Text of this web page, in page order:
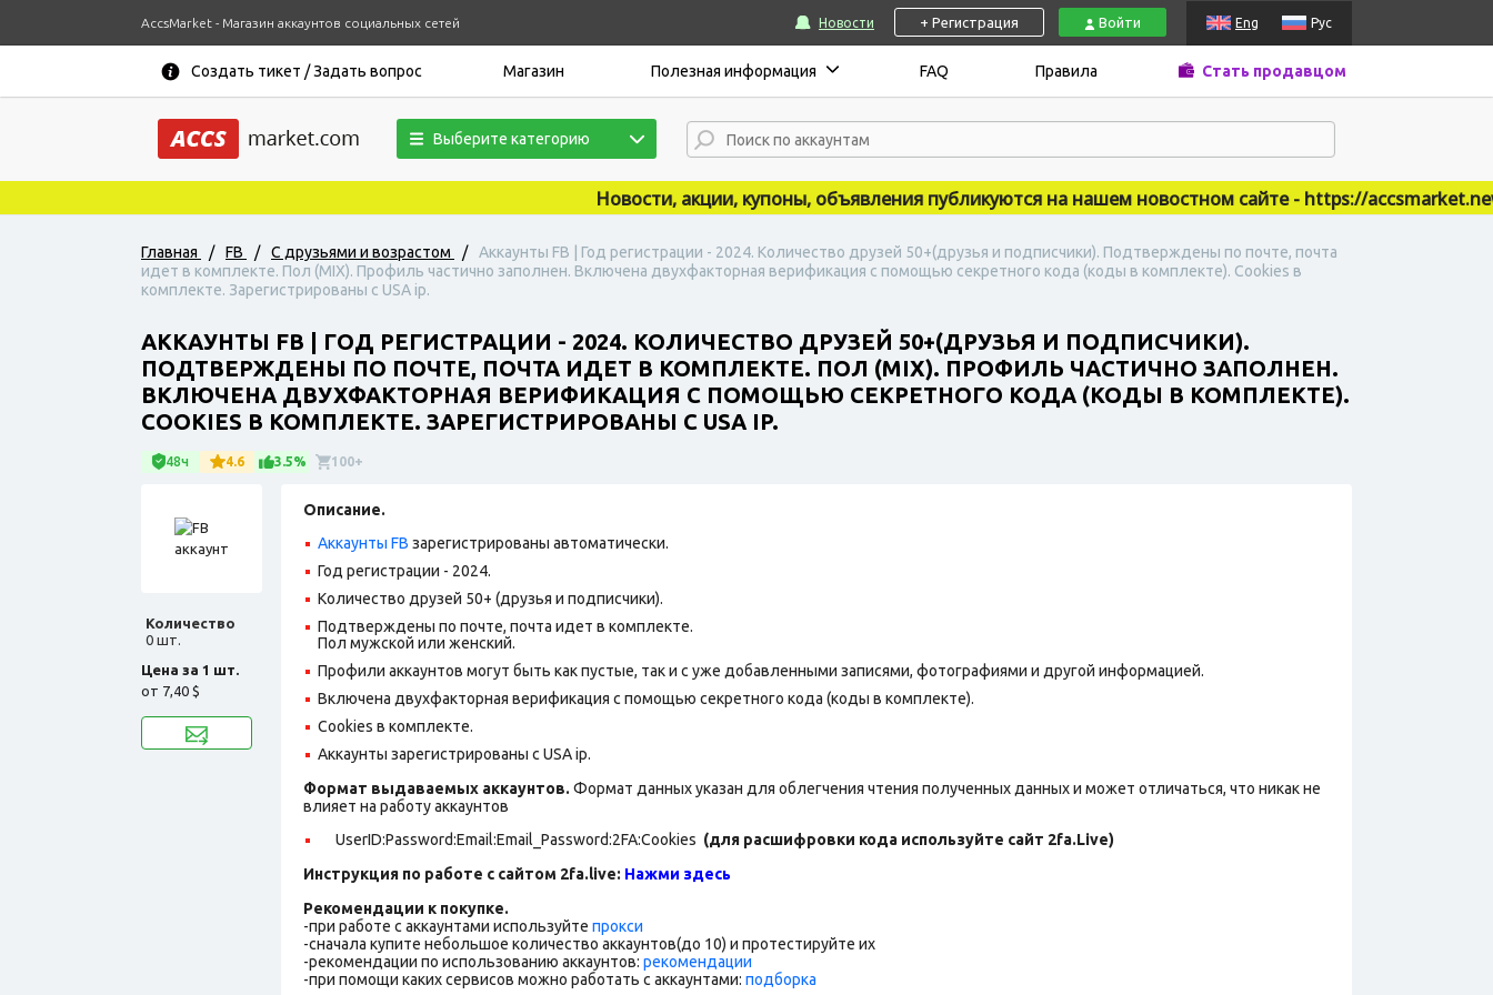
AccsMarket - Магазин аккаунтов социальных сетей Новости + Регистрация Войти Eng Рус
Создать тикет / Задать вопрос Магазин Полезная информация FAQ Правила Стать продавцом
Выберите категорию
Новости, акции, купоны, объявления публикуются на нашем новостном сайте - https://accsmarket.news
Главная / FB / С друзьями и возрастом /
Аккаунты FB | Год регистрации - 2024. Количество друзей 50+(друзья и подписчики). Подтверждены по почте, почта
идет в комплекте. Пол (MIX). Профиль частично заполнен. Включена двухфакторная верификация с помощью секретного кода (коды в комплекте). Сookies в
комплекте. Зарегистрированы с USA ip.
АККАУНТЫ FB | ГОД РЕГИСТРАЦИИ - 2024. КОЛИЧЕСТВО ДРУЗЕЙ 50+(ДРУЗЬЯ И ПОДПИСЧИКИ).
ПОДТВЕРЖДЕНЫ ПО ПОЧТЕ, ПОЧТА ИДЕТ В КОМПЛЕКТЕ. ПОЛ (MIX). ПРОФИЛЬ ЧАСТИЧНО ЗАПОЛНЕН.
ВКЛЮЧЕНА ДВУХФАКТОРНАЯ ВЕРИФИКАЦИЯ С ПОМОЩЬЮ СЕКРЕТНОГО КОДА (КОДЫ В КОМПЛЕКТЕ).
СOOKIES В КОМПЛЕКТЕ. ЗАРЕГИСТРИРОВАНЫ С USA IP.
48ч 4.6 3.5% 100+
Количество
0 шт.
Цена за 1 шт.
от 7,40 $
Описание.
Аккаунты FB зарегистрированы автоматически.
Год регистрации - 2024.
Количество друзей 50+ (друзья и подписчики).
Подтверждены по почте, почта идет в комплекте.
Пол мужской или женский.
Профили аккаунтов могут быть как пустые, так и с уже добавленными записями, фотографиями и другой информацией.
Включена двухфакторная верификация с помощью секретного кода (коды в комплекте).
Cookies в комплекте.
Аккаунты зарегистрированы с USA ip.
Формат выдаваемых аккаунтов. Формат данных указан для облегчения чтения полученных данных и может отличаться, что никак не
влияет на работу аккаунтов
UserID:Password:Email:Email_Password:2FA:Cookies (для расшифровки кода используйте сайт 2fa.Live)
Инструкция по работе с сайтом 2fa.live: Нажми здесь
Рекомендации к покупке.
-при работе с аккаунтами используйте прокси
-сначала купите небольшое количество аккаунтов(до 10) и протестируйте их
-рекомендации по использованию аккаунтов: рекомендации
-при помощи каких сервисов можно работать с аккаунтами: подборка